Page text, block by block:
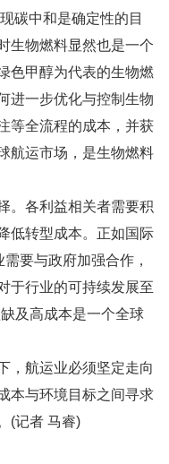
碳中和是确定性的目
生物燃料显然也是一个
色甲醇为代表的生物燃
进一步优化与控制生物
等全流程的成本，并获
航运市场，是生物燃料
。各利益相关者需要积
低转型成本。正如国际
要与政府加强合作，
于行业的可持续发展至
及高成本是一个全球
，航运业必须坚定走向
本与环境目标之间寻求
(记者 马睿)